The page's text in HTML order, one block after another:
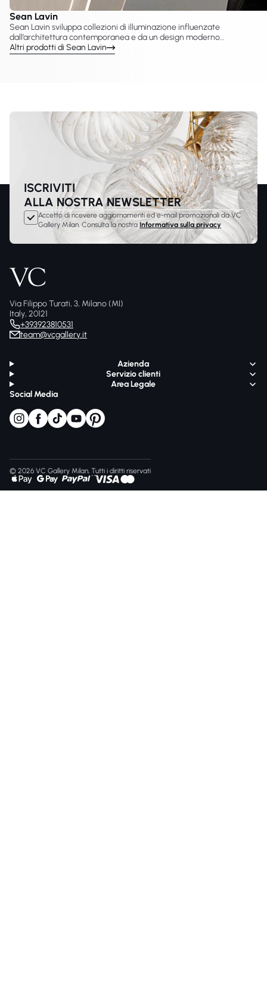
Sean Lavin
Sean Lavin sviluppa collezioni di illuminazione influenzate
dall’architettura contemporanea e da un design moderno
essenziale. VC Gallery presenta una selezione di lampade Sean
Lavin prodotte con Visual Comfort & Co., tra cui lampadari,
Altri prodotti di Sean Lavin
ISCRIVITI
ALLA NOSTRA NEWSLETTER
Accetto di ricevere aggiornamenti ed e-mail promozionali da VC
Gallery Milan. Consulta la nostra Informativa sulla privacy
Via Filippo Turati, 3, Milano (MI)
Italy, 20121
+393923810531
team@vcgallery.it
Azienda
Servizio clienti
Area Legale
Social Media
© 2026 VC Gallery Milan, Tutti i diritti riservati